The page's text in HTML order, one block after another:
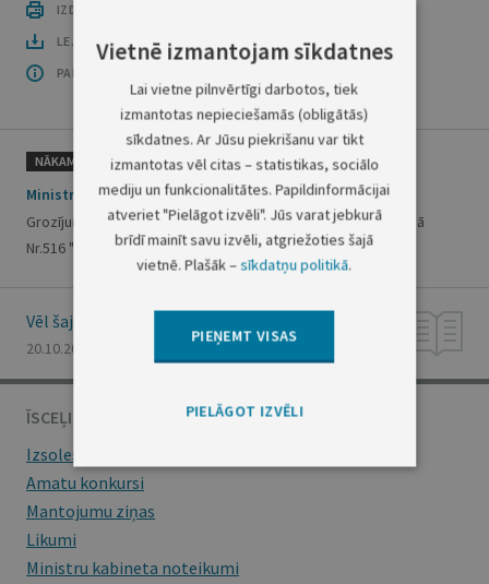
IZDRUKĀT PUBLIKĀCIJU
LEJUPLĀDĒT LAIDIENU (PDF)
PAR OFICIĀLO IZDEVUMU
NĀKAMAIS
Ministru kabineta rīkojums Nr.518
Grozījums Ministru kabineta 1996.gada 18.decembra rīkojumā
Nr.516 "Par valsts kapitāla daļu privatizāciju"
Vēl šajā numurā
20.10.2000., Nr. 370/372
ĪSCEĻI
Izsoles
Amatu konkursi
Mantojumu ziņas
Likumi
Ministru kabineta noteikumi
Vietnē izmantojam sīkdatnes
Lai vietne pilnvērtīgi darbotos, tiek
izmantotas nepieciešamās (obligātās)
sīkdatnes. Ar Jūsu piekrišanu var tikt
izmantotas vēl citas – statistikas, sociālo
mediju un funkcionalitātes. Papildinformācijai
atveriet "Pielāgot izvēli". Jūs varat jebkurā
brīdī mainīt savu izvēli, atgriežoties šajā
vietnē. Plašāk –sīkdatņu politikā.
PIEŅEMT VISAS
PIELĀGOT IZVĒLI